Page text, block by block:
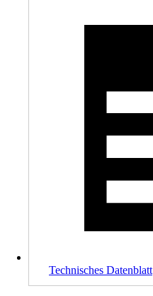
Technisches Datenblatt